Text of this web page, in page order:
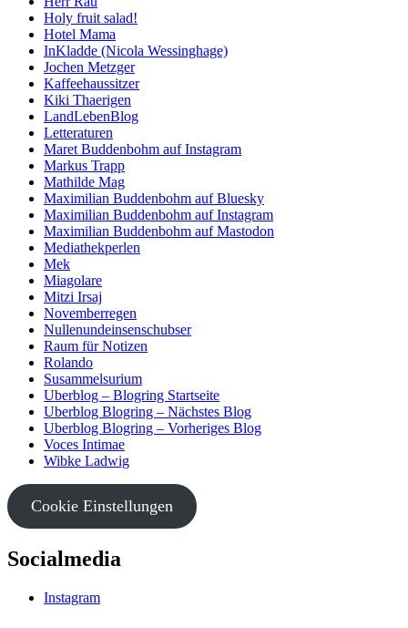
Holy fruit salad!
Hotel Mama
InKladde (Nicola Wessinghage)
Jochen Metzger
Kaffeehaussitzer
Kiki Thaerigen
LandLebenBlog
Letteraturen
Maret Buddenbohm auf Instagram
Markus Trapp
Mathilde Mag
Maximilian Buddenbohm auf Bluesky
Maximilian Buddenbohm auf Instagram
Maximilian Buddenbohm auf Mastodon
Mediathekperlen
Mek
Miagolare
Mitzi Irsaj
Novemberregen
Nullenundeinsenschubser
Raum für Notizen
Rolando
Susammelsurium
Uberblog – Blogring Startseite
Uberblog Blogring – Nächstes Blog
Uberblog Blogring – Vorheriges Blog
Voces Intimae
Wibke Ladwig
Cookie Einstellungen
Socialmedia
Instagram